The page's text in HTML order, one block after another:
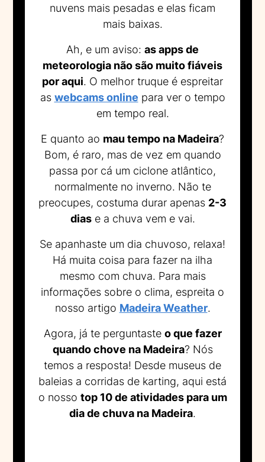
nuvens mais pesadas e elas ficam
mais baixas.
Ah, e um aviso: as apps de
meteorologia não são muito fiáveis
por aqui. O melhor truque é espreitar
as webcams online para ver o tempo
em tempo real.
E quanto ao mau tempo na Madeira?
Bom, é raro, mas de vez em quando
passa por cá um ciclone atlântico,
normalmente no inverno. Não te
preocupes, costuma durar apenas 2-3
diase a chuva vem e vai.
Se apanhaste um dia chuvoso, relaxa!
Há muita coisa para fazer na ilha
mesmo com chuva. Para mais
informações sobre o clima, espreita o
nosso artigo Madeira Weather.
Agora, já te perguntaste o que fazer
quando chove na Madeira? Nós
temos a resposta! Desde museus de
baleias a corridas de karting, aqui está
o nosso top 10 de atividades para um
dia de chuva na Madeira.